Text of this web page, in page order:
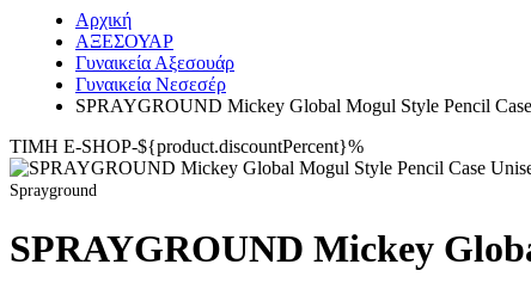
Αρχική
ΑΞΕΣΟΥΑΡ
Γυναικεία Αξεσουάρ
Γυναικεία Νεσεσέρ
SPRAYGROUND Mickey Global Mogul Style Pencil
ΤΙΜΗ E-SHOP-${product.discountPercent}%
Sprayground
SPRAYGROUND Mickey